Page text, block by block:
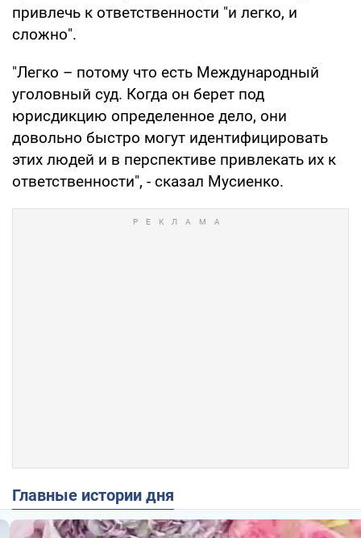
привлечь к ответственности "и легко, и
сложно".
"Легко – потому что есть Международный
уголовный суд. Когда он берет под
юрисдикцию определенное дело, они
довольно быстро могут идентифицировать
этих людей и в перспективе привлекать их к
ответственности", - сказал Мусиенко.
Главные истории дня